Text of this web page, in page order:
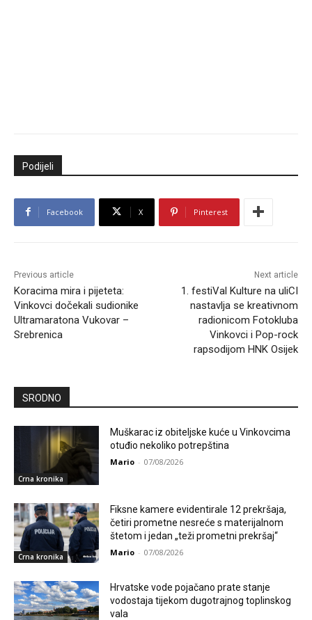
Podijeli
Facebook X Pinterest
Previous article
Koracima mira i pijeteta:
Vinkovci dočekali sudionike
Ultramaratona Vukovar –
Srebrenica
Next article
1. festiVal Kulture na uliCI
nastavlja se kreativnom
radionicom Fotokluba
Vinkovci i Pop-rock
rapsodijom HNK Osijek
SRODNO
Crna kronika
Muškarac iz obiteljske kuće u Vinkovcima
otuđio nekoliko potrepština
Mario - 07/08/2026
Crna kronika
Fiksne kamere evidentirale 12 prekršaja,
četiri prometne nesreće s materijalnom
štetom i jedan „teži prometni prekršaj“
Mario - 07/08/2026
Hrvatske vode pojačano prate stanje
vodostaja tijekom dugotrajnog toplinskog
vala